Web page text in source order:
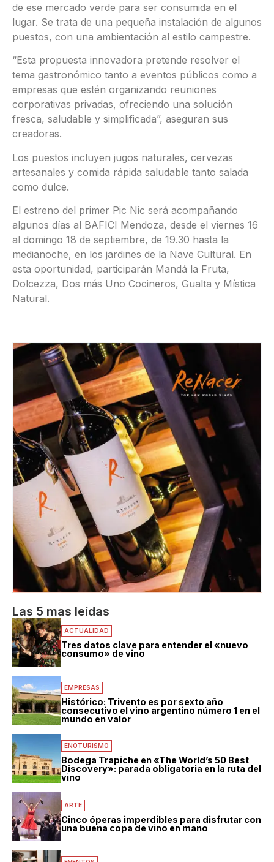
de ese mercado verde para ser consumida en el
lugar. Se trata de una pequeña instalación de algunos
puestos, con una ambientación al estilo campestre.
“Esta propuesta innovadora pretende resolver el
tema gastronómico tanto a eventos públicos como a
empresas que estén organizando reuniones
corporativas privadas, ofreciendo una solución
fresca, saludable y simplificada”, aseguran sus
creadoras.
Los puestos incluyen jugos naturales, cervezas
artesanales y comida rápida saludable tanto salada
como dulce.
El estreno del primer Pic Nic será acompañando
algunos días al BAFICI Mendoza, desde el viernes 16
al domingo 18 de septiembre, de 19.30 hasta la
medianoche, en los jardines de la Nave Cultural. En
esta oportunidad, participarán Mandá la Fruta,
Dolcezza, Dos más Uno Cocineros, Gualta y Mística
Natural.
Las 5 mas leídas
ACTUALIDAD
Tres datos clave para entender el «nuevo
consumo» de vino
EMPRESAS
Histórico: Trivento es por sexto año
consecutivo el vino argentino número 1 en el
mundo en valor
ENOTURISMO
Bodega Trapiche en «The World’s 50 Best
Discovery»: parada obligatoria en la ruta del
vino
ARTE
Cinco óperas imperdibles para disfrutar con
una buena copa de vino en mano